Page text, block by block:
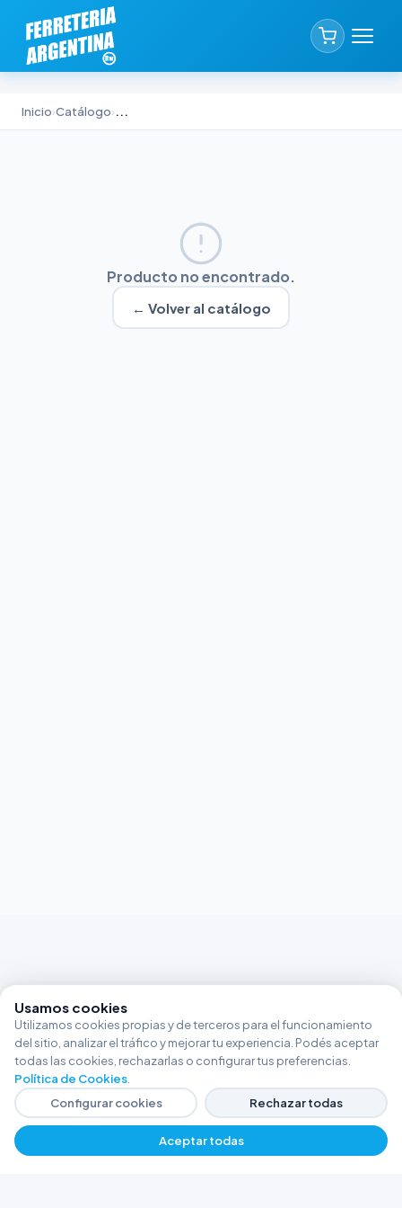
Inicio›Catálogo›...
Producto no encontrado.
← Volver al catálogo
Usamos cookies
Utilizamos cookies propias y de terceros para el funcionamiento
del sitio, analizar el tráfico y mejorar tu experiencia. Podés aceptar
todas las cookies, rechazarlas o configurar tus preferencias.
Política de Cookies
Configurar cookies
Rechazar todas
Aceptar todas